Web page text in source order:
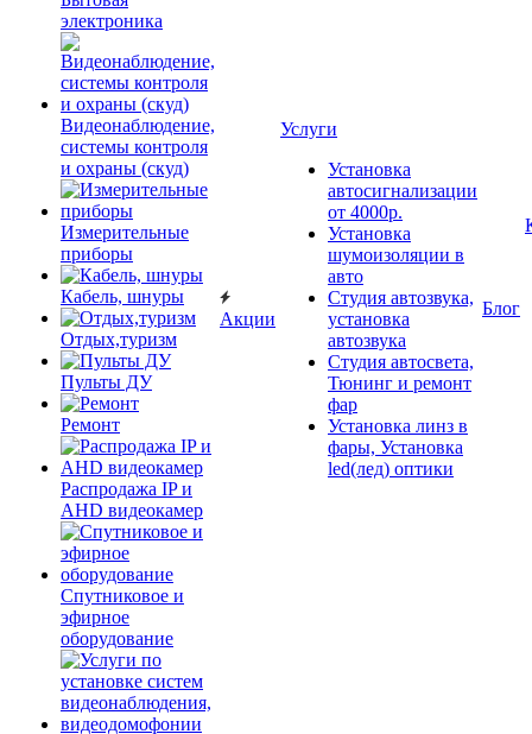
электроника
Видеонаблюдение,
системы контроля
и охраны (скуд)
Измерительные
приборы
Кабель, шнуры
Отдых,туризм
Пульты ДУ
Ремонт
Распродажа IP и
AHD видеокамер
Спутниковое и
эфирное
оборудование
Акции
Услуги
Установка
автосигнализации
от 4000р.
Установка
шумоизоляции в
авто
Студия автозвука,
установка
автозвука
Студия автосвета,
Тюнинг и ремонт
фар
Установка линз в
фары, Установка
led(лед) оптики
Блог